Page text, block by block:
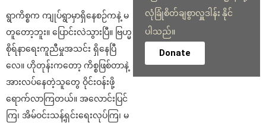
ရွာကိစ္စက ကျုပ်ရွာမှာရှိနေစဉ်ကနဲ့ မ
တူတော့ဘူး။ ပြောင်းလဲသွားပြီ။ ဗြဟ္မ
စိုရ်နာရေးကူညီမှုအသင်း ရှိနေပြီ
လေ။ ဟိုတုန်းကတော့ ကိစ္စဖြစ်တာနဲ့
အားလပ်နေတဲ့သူတွေ ဝိုင်းဝန်းဖို့
ရောက်လာကြတယ်။ အလောင်းပြင်
ကြ၊ အိမ်ဝင်းသန့်ရှင်းရေးလုပ်ကြ၊ မ
လုံခြုံစိတ်ချစွာလှူဒါန်း နိုင်
ပါသည်။
Donate